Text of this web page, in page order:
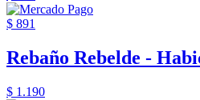
$ 891
Rebaño Rebelde -
$ 1.190